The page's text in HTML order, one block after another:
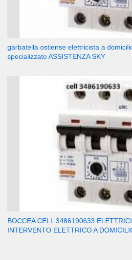
garbatella ostiense elettricista a
specializzato ASSISTENZA SKY
BOCCEA CELL 3486190633
INTERVENTO ELETTRICO A